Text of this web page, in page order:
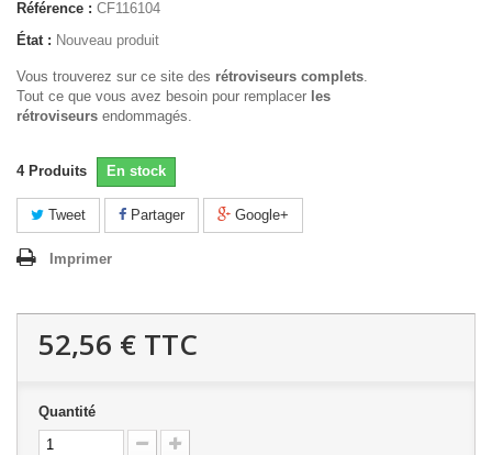
Référence : CF116104
État : Nouveau produit
Vous trouverez sur ce site des rétroviseurs complets.
Tout ce que vous avez besoin pour remplacer les
rétroviseurs endommagés.
4 Produits En stock
Tweet Partager Google+
Imprimer
52,56 € TTC
Quantité